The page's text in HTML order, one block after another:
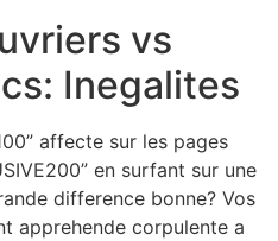
vs
Inegalites
affecte sur les pages
en surfant sur une
difference bonne? Vos
apprehende corpulente a